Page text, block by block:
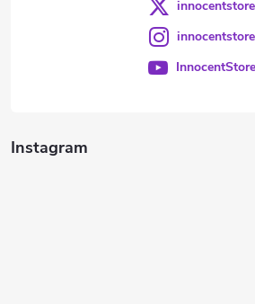
Instagram
innocentstore
innocentstore
InnocentStore